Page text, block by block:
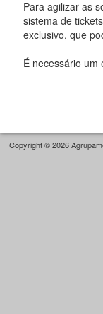
Para agilizar as
sistema de
exclusivo, que
É necessário um
Copyright © 2026